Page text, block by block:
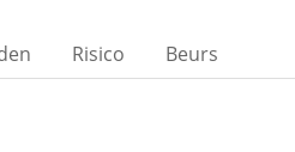
Risico Beurs